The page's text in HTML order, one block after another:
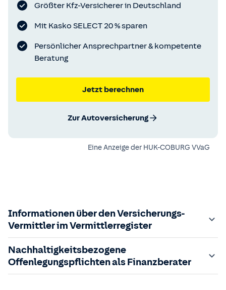
Größter Kfz-Versicherer in Deutschland
Mit Kasko SELECT 20 % sparen
Persönlicher Ansprechpartner & kompetente
Beratung
Jetzt berechnen
Zur Autoversicherung
Eine Anzeige der HUK-COBURG VVaG
Informationen über den Versicherungs-
Vermittler im Vermittlerregister
Zuständige Aufsichtsbehörde:
Der Vermittler ist gebundener Versicherungsvermittler
gem. §34d GewO, bei der zuständigen IHK gemeldet und
Nachhaltigkeitsbezogene
Offenlegungspflichten als Finanzberater